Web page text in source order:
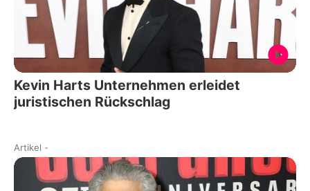
Kevin Harts Unternehmen erleidet
juristischen Rückschlag
Artikel -